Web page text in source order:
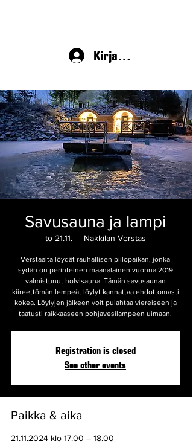
Kirjaudu
Savusauna ja lampi
to 21.11.
  |
Nakkilan Verstas
Verstaalta löydät rauhallisen piilopaikan, jonka
sydän on perinteinen maanalainen vuonna 2019
valmistunut holvisauna. Tämän savusaunan
kiireettömän lempeät löylyt kannattaa ehdottomasti
kokea. Löylyjen jälkeen voit pulahtaa viereiseen ja
taatusti raikkaaseen pohjavesilampeen uimaan.
Registration is closed
See other events
Paikka & aika
21.11.2024 klo 17.00 – 18.00